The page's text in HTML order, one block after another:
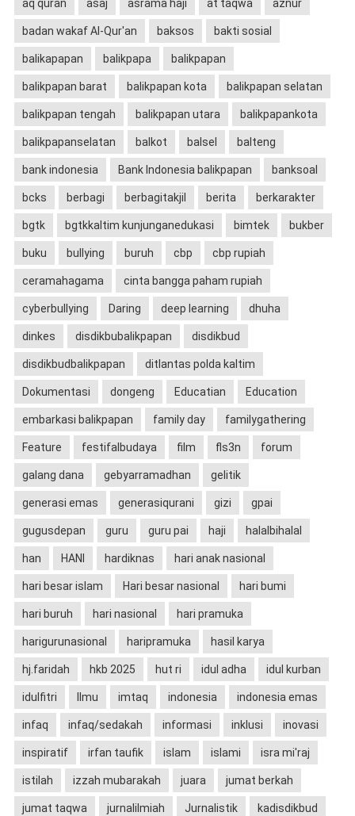
aq quran asaj asrama haji at taqwa aznur
badan wakaf Al-Qur'an baksos bakti sosial
balikapapan balikpapa balikpapan
balikpapan barat balikpapan kota balikpapan selatan
balikpapan tengah balikpapan utara balikpapankota
balikpapanselatan balkot balsel balteng
bank indonesia Bank Indonesia balikpapan banksoal
bcks berbagi berbagitakjil berita berkarakter
bgtk bgtkkaltim kunjunganedukasi bimtek bukber
buku bullying buruh cbp cbp rupiah
ceramahagama cinta bangga paham rupiah
cyberbullying Daring deep learning dhuha
dinkes disdikbubalikpapan disdikbud
disdikbudbalikpapan ditlantas polda kaltim
Dokumentasi dongeng Educatian Education
embarkasi balikpapan family day familygathering
Feature festifalbudaya film fls3n forum
galang dana gebyarramadhan gelitik
generasi emas generasiqurani gizi gpai
gugusdepan guru guru pai haji halalbihalal
han HANI hardiknas hari anak nasional
hari besar islam Hari besar nasional hari bumi
hari buruh hari nasional hari pramuka
harigurunasional haripramuka hasil karya
hj.faridah hkb 2025 hut ri idul adha idul kurban
idulfitri Ilmu imtaq indonesia indonesia emas
infaq infaq/sedakah informasi inklusi inovasi
inspiratif irfan taufik islam islami isra mi'raj
istilah izzah mubarakah juara jumat berkah
jumat taqwa jurnalilmiah Jurnalistik kadisdikbud